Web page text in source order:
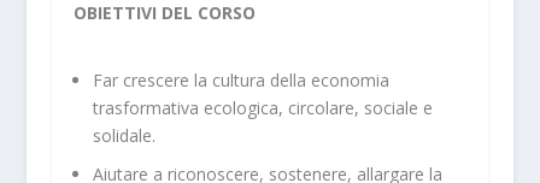
OBIETTIVI DEL CORSO
Far crescere la cultura della economia
trasformativa ecologica, circolare, sociale e
solidale.
Aiutare a riconoscere, sostenere, allargare la